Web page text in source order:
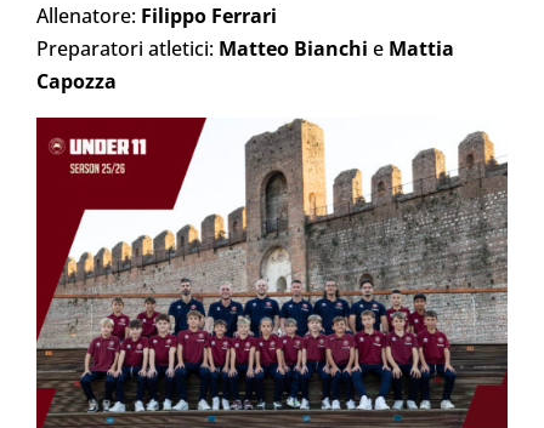
Allenatore: Filippo Ferrari
Preparatori atletici: Matteo Bianchi e Mattia
Capozza